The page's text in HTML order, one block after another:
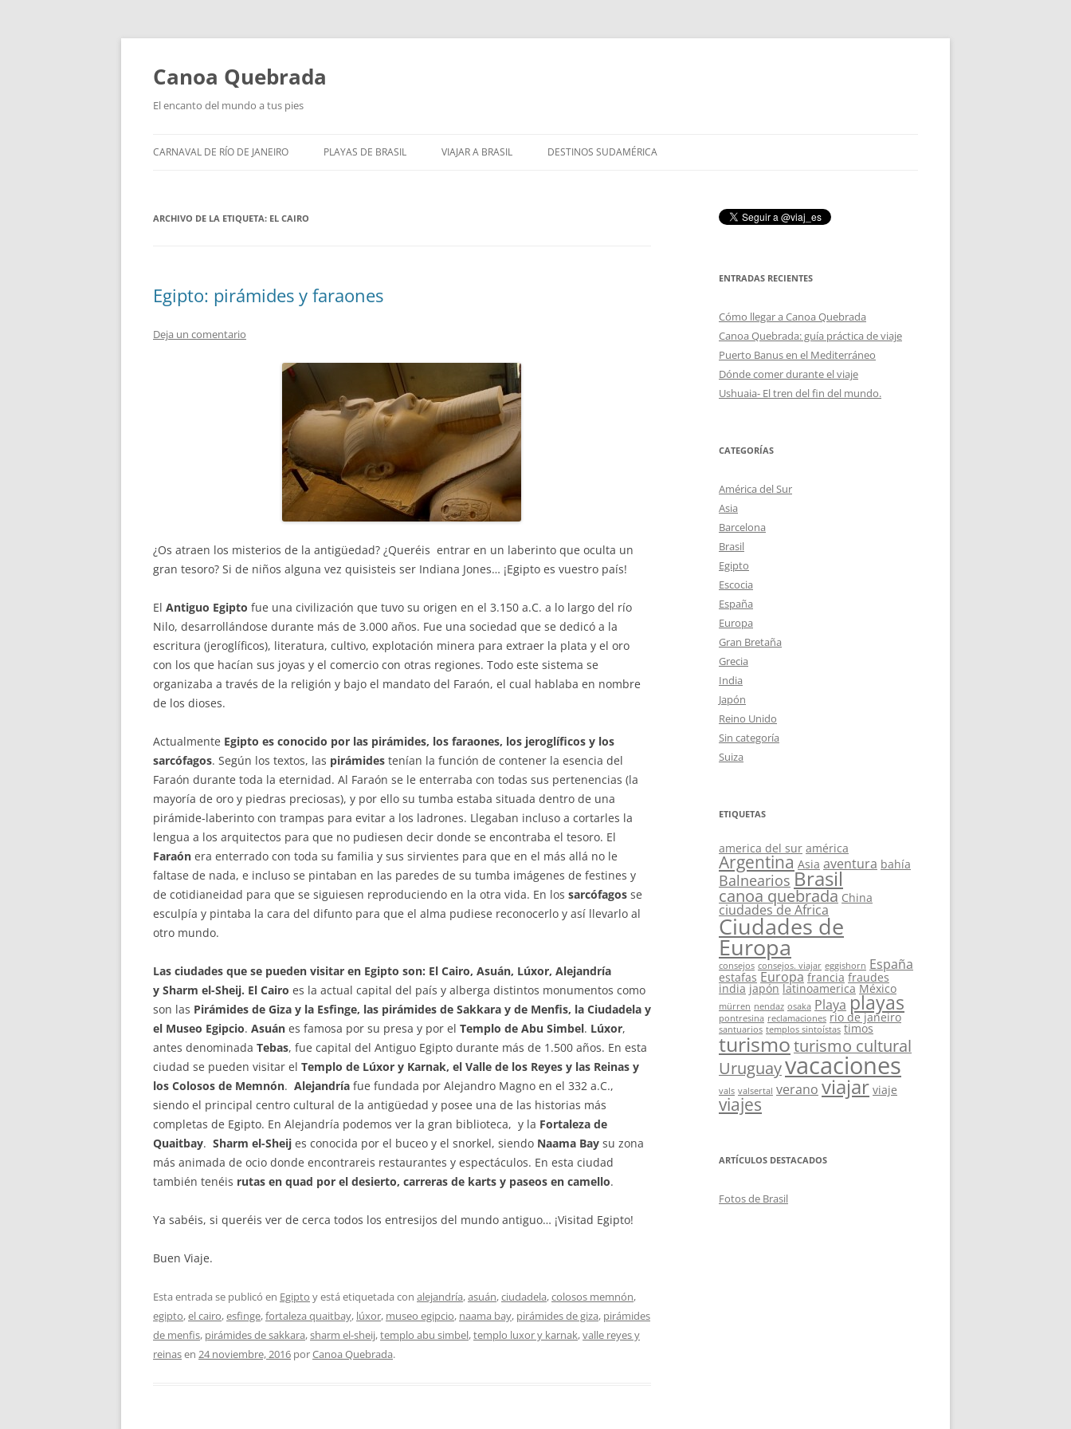
Saltar
Canoa Quebrada
El encanto del mundo a tus pies
CARNAVAL DE RÍO DE JANEIRO PLAYAS DE BRASIL VIAJAR A BRASIL DESTINOS SUDAMÉRICA
ARCHIVO DE LA ETIQUETA: EL CAIRO
Egipto: pirámides y faraones
Deja un comentario
¿Os atraen los misterios de la antigüedad? ¿Queréis entrar en un laberinto que oculta un
gran tesoro? Si de niños alguna vez quisisteis ser Indiana Jones… ¡Egipto es vuestro país!
El Antiguo Egipto fue una civilización que tuvo su origen en el 3.150 a.C. a lo largo del río
Nilo, desarrollándose durante más de 3.000 años. Fue una sociedad que se dedicó a la
escritura (jeroglíficos), literatura, cultivo, explotación minera para extraer la plata y el oro
con los que hacían sus joyas y el comercio con otras regiones. Todo este sistema se
organizaba a través de la religión y bajo el mandato del Faraón, el cual hablaba en nombre
de los dioses.
Actualmente Egipto es conocido por las pirámides, los faraones, los jeroglíficos y los
sarcófagos. Según los textos, las pirámides tenían la función de contener la esencia del
Faraón durante toda la eternidad. Al Faraón se le enterraba con todas sus pertenencias (la
mayoría de oro y piedras preciosas), y por ello su tumba estaba situada dentro de una
pirámide-laberinto con trampas para evitar a los ladrones. Llegaban incluso a cortarles la
lengua a los arquitectos para que no pudiesen decir donde se encontraba el tesoro. El
Faraón era enterrado con toda su familia y sus sirvientes para que en el más allá no le
faltase de nada, e incluso se pintaban en las paredes de su tumba imágenes de festines y
de cotidianeidad para que se siguiesen reproduciendo en la otra vida. En los sarcófagos se
esculpía y pintaba la cara del difunto para que el alma pudiese reconocerlo y así llevarlo al
otro mundo.
Las ciudades que se pueden visitar en Egipto son: El Cairo, Asuán, Lúxor, Alejandría
y Sharm el-Sheij. El Cairo es la actual capital del país y alberga distintos monumentos como
son las Pirámides de Giza y la Esfinge, las pirámides de Sakkara y de Menfis, la Ciudadela y
el Museo Egipcio. Asuán es famosa por su presa y por el Templo de Abu Simbel. Lúxor,
antes denominada Tebas, fue capital del Antiguo Egipto durante más de 1.500 años. En esta
ciudad se pueden visitar el Templo de Lúxor y Karnak, el Valle de los Reyes y las Reinas y
los Colosos de Memnón. Alejandría fue fundada por Alejandro Magno en el 332 a.C.,
siendo el principal centro cultural de la antigüedad y posee una de las historias más
completas de Egipto. En Alejandría podemos ver la gran biblioteca, y la Fortaleza de
Quaitbay. Sharm el-Sheij es conocida por el buceo y el snorkel, siendo Naama Bay su zona
más animada de ocio donde encontrareis restaurantes y espectáculos. En esta ciudad
también tenéis rutas en quad por el desierto, carreras de karts y paseos en camello.
Ya sabéis, si queréis ver de cerca todos los entresijos del mundo antiguo… ¡Visitad Egipto!
Buen Viaje.
Esta entrada se publicó en Egipto y está etiquetada con alejandría,asuán,ciudadela,colosos memnón,
egipto,el cairo,esfinge,fortaleza quaitbay, lúxor, museo egipcio, naama bay, pirámides de giza, pirámides
de menfis, pirámides de sakkara,sharm el-sheij,templo abu simbel,templo luxor y karnak,valle reyes y
reinasen 24 noviembre, 2016 porCanoa Quebrada.
ENTRADAS RECIENTES
Cómo llegar a Canoa Quebrada
Canoa Quebrada: guía práctica de viaje
Puerto Banus en el Mediterráneo
Dónde comer durante el viaje
Ushuaia- El tren del fin del mundo.
CATEGORÍAS
América del Sur
Asia
Barcelona
Brasil
Egipto
Escocia
España
Europa
Gran Bretaña
Grecia
India
Japón
Reino Unido
Sin categoría
Suiza
ETIQUETAS
america del sur américa
Argentina Asia aventura bahía
Balnearios Brasil
canoa quebrada China
ciudades de Africa
Ciudades de
Europa
consejos consejos. viajar eggishorn España
estafas Europa francia fraudes
india japón latinoamerica México
mürren nendaz osaka Playa playas
pontresina reclamaciones rio de janeiro
santuarios templos sintoístas timos
turismoturismo cultural
Uruguayvacaciones
vals valsertal verano viajar viaje
viajes
ARTÍCULOS DESTACADOS
Fotos de Brasil